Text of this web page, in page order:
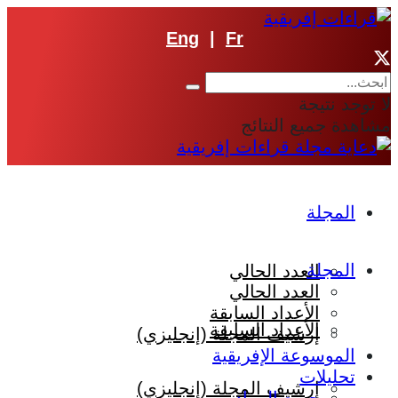
Eng Fr
لا توجد نتيجة
مشاهدة جميع النتائج
المجلة
العدد الحالي
الأعداد السابقة
إرشيف المجلة (إنجليزي)
المجلة
العدد الحالي
الأعداد السابقة
إرشيف المجلة (إنجليزي)
الموسوعة الإفريقية
تحليلات